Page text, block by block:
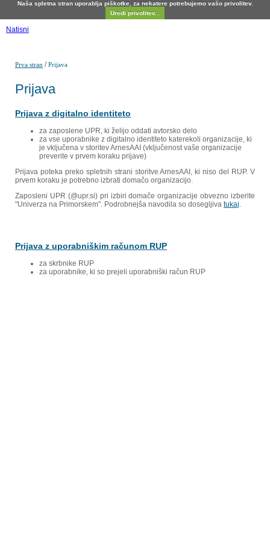
Naša spletna stran uporablja piškotke, za nekatere potrebujemo vašo privolitev.
Uredi privolitev...
Natisni
Prva stran /Prijava
Prijava
Prijava z digitalno identiteto
za zaposlene UPR, ki želijo oddati avtorsko delo
za vse uporabnike z digitalno identiteto katerekoli organizacije, ki
je vključena v storitev ArnesAAI (vključenost vaše organizacije
preverite v prvem koraku prijave)
Prijava poteka preko spletnih strani storitve ArnesAAI, ki niso del RUP. V
prvem koraku je potrebno izbrati domačo organizacijo.
Zaposleni UPR (@upr.si) pri izbiri domače organizacije obvezno izberite
"Univerza na Primorskem". Podrobnejša navodila so dosegljiva tukaj
Prijava z uporabniškim računom RUP
za skrbnike RUP
za uporabnike, ki so prejeli uporabniški račun RUP